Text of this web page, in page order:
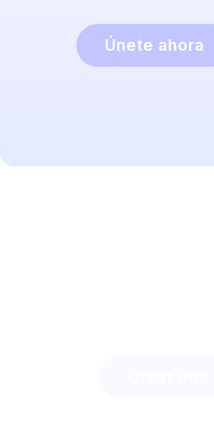
Únete ahora
Únete a